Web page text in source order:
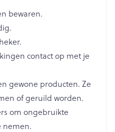
van
neemt (wordt
van de lever,
ciclosporine
na
bent (Japans, Chinees,
en Indisch).
ter hoogte van de
calcium
(15°C - 25°C)
bewaren.
contact op met je
gewone producten. Ze
of geruild worden.
om ongebruikte
nemen.